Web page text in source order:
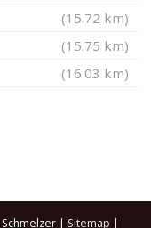
(15.72 km)
(15.75 km)
(16.03 km)
| Sitemap |